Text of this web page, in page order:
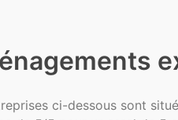
ci-dessous sont